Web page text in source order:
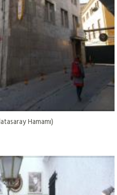
Hamamı)